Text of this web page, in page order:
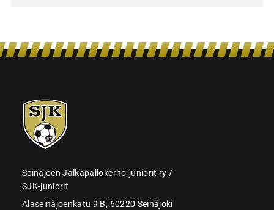
SJK-
juniorit
Seinäjoen Jalkapallokerho-juniorit ry /
SJK-juniorit
Alaseinäjoenkatu 9 B, 60220 Seinäjoki